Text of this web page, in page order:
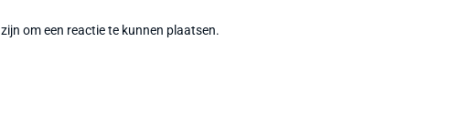
zijn om een reactie te kunnen plaatsen.